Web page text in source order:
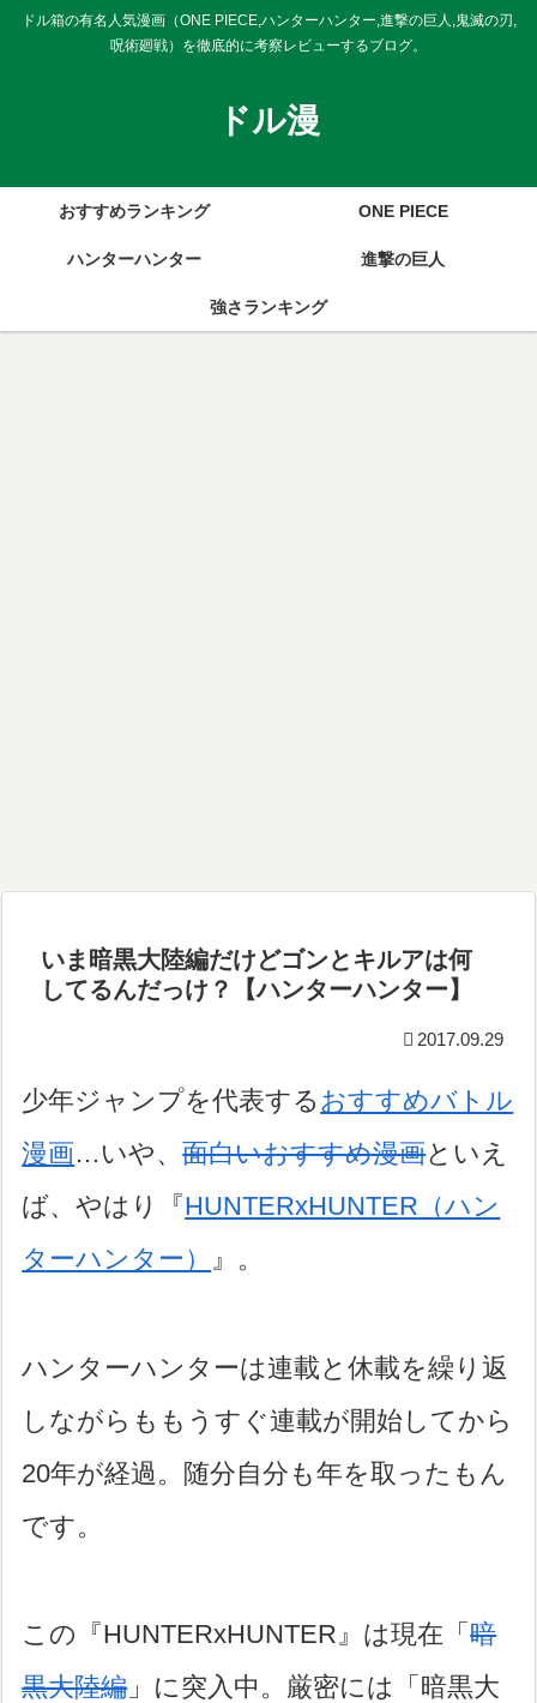
ドル箱の有名人気漫画（ONE PIECE,ハンターハンター,進撃の巨人,鬼滅の刃,
呪術廻戦）を徹底的に考察レビューするブログ。
ドル漫
おすすめランキング ONE PIECE
ハンターハンター 進撃の巨人
強さランキング
いま暗黒大陸編だけどゴンとキルアは何
してるんだっけ？【ハンターハンター】
2017.09.29
少年ジャンプを代表する おすすめバトル
漫画…いや、面白いおすすめ漫画といえ
ば、やはり『HUNTERxHUNTER（ハン
ターハンター） 』。
ハンターハンターは連載と休載を繰り返
しながらももうすぐ連載が開始してから
20年が経過。随分自分も年を取ったもん
です。
この『HUNTERxHUNTER』は現在「暗
黒大陸編」に突入中。厳密には「暗黒大